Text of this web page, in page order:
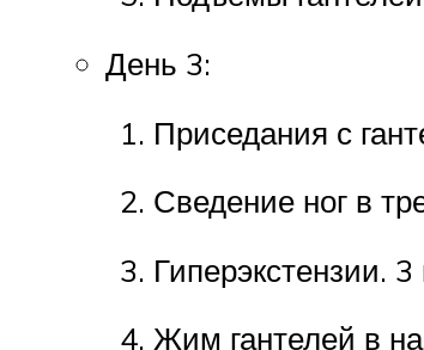
День 3:
Приседания с
Сведение ног в
Гиперэкстензии.
Жим гантелей в